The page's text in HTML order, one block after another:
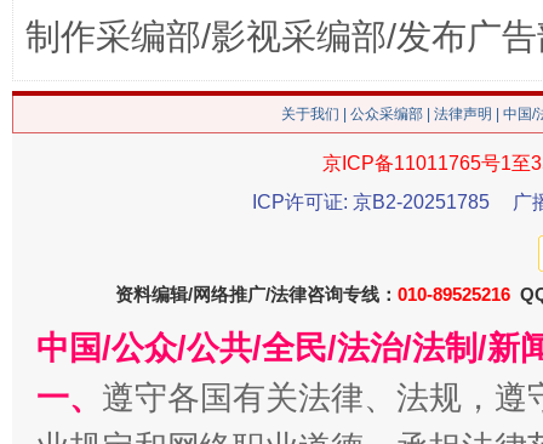
在谋一域中谋全局
今
制作采编部/影视采编部/发布广
关于我们 公众采编部 法律声明 | 中国
京ICP备11011765号1至
ICP许可证: 京B2-20251785
广
资料编辑/网络推广/法律咨询专线： 010-89525216
中国/公众/公共/全民/法治/法制/新
一、 遵守各国有关法律、法规，